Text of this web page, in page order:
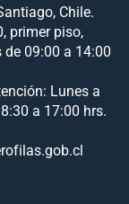
Chile.
primer piso,
de 09:00 a 14:00
Lunes a
a 17:00 hrs.